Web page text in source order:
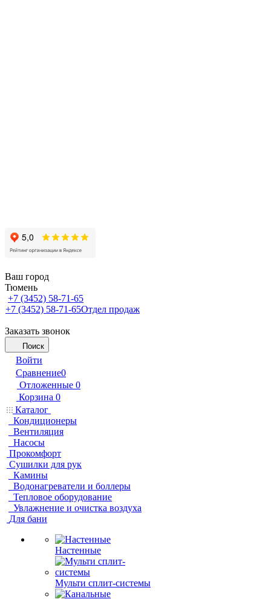
Ваш город
Тюмень
+7 (3452) 58-71-65
+7 (3452) 58-71-65Отдел продаж
Заказать звонок
Поиск
Войти
Сравнение0
Отложенные 0
Корзина 0
Каталог
Кондиционеры
Вентиляция
Насосы
Прокомфорт
Сушилки для рук
Камины
Водонагреватели и боллеры
Тепловое оборудование
Увлажнение и очистка воздуха
Для бани
Настенные
Мульти сплит-системы